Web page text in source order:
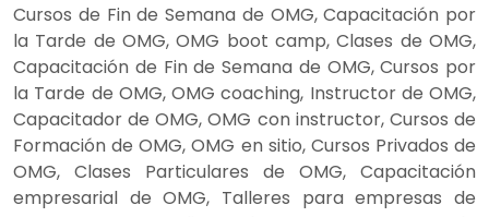
Cursos de Fin de Semana de OMG, Capacitación por
la Tarde de OMG, OMG boot camp, Clases de OMG,
Capacitación de Fin de Semana de OMG, Cursos por
la Tarde de OMG, OMG coaching, Instructor de OMG,
Capacitador de OMG, OMG con instructor, Cursos de
Formación de OMG, OMG en sitio, Cursos Privados de
OMG, Clases Particulares de OMG, Capacitación
empresarial de OMG, Talleres para empresas de